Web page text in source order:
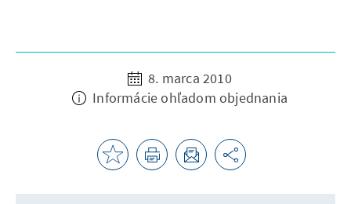
8. marca 2010
Informácie ohľadom objednania